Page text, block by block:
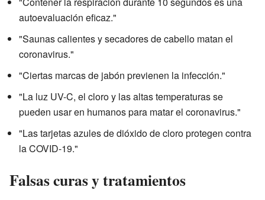
autoevaluación eficaz."
"Saunas calientes y secadores de cabello matan el
coronavirus."
"Ciertas marcas de jabón previenen la infección."
"La luz UV-C, el cloro y las altas temperaturas se
pueden usar en humanos para matar el coronavirus."
"Las tarjetas azules de dióxido de cloro protegen contra
la COVID-19."
Falsas curas y tratamientos